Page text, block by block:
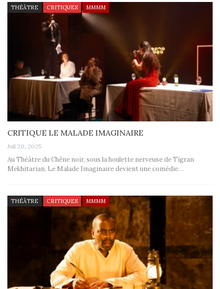
THÉÂTRE CRITIQUES MMMM
CRITIQUE LE MALADE IMAGINAIRE
Juil 20, 2025
Au Théâtre du Chêne noir, sous la houlette nerveuse de Tigran
Mekhitarian, Le Malade Imaginaire devient une comédie…
THÉÂTRE CRITIQUES MMMM